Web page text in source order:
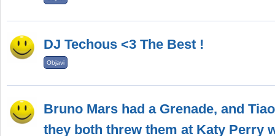
DJ Techous <3 The Best !
Objavi
Bruno Mars had a Grenade, and
they both threw them at Katy Perry